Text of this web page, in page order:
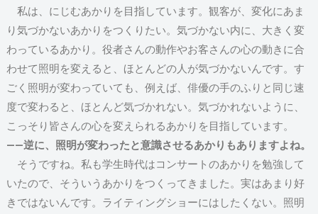
私は、にじむあかりを目指しています。観客が、変化にあま
り気づかないあかりをつくりたい。気づかない内に、大きく変
わっているあかり。役者さんの動作やお客さんの心の動きに合
わせて照明を変えると、ほとんどの人が気づかないんです。す
ごく照明が変わっていても、例えば、俳優の手のふりと同じ速
度で変わると、ほとんど気づかれない。気づかれないように、
こっそり皆さんの心を変えられるあかりを目指しています。
――逆に、照明が変わったと意識させるあかりもありますよね。
そうですね。私も学生時代はコンサートのあかりを勉強して
いたので、そういうあかりをつくってきました。実はあまり好
きではないんです。ライティングショーにはしたくない。照明